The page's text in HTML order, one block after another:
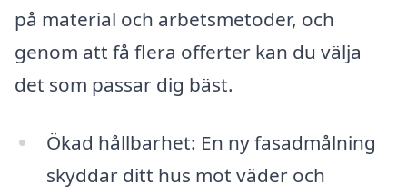
på material och arbetsmetoder, och
genom att få flera offerter kan du välja
det som passar dig bäst.
Ökad hållbarhet: En ny fasadmålning
skyddar ditt hus mot väder och